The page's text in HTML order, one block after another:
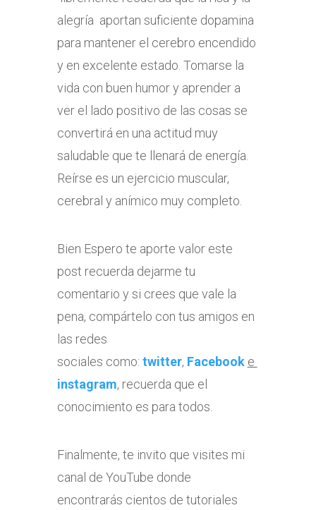
alegría aportan suficiente dopamina
para mantener el cerebro encendido
y en excelente estado. Tomarse la
vida con buen humor y aprender a
ver el lado positivo de las cosas se
convertirá en una actitud muy
saludable que te llenará de energía.
Reírse es un ejercicio muscular,
cerebral y anímico muy completo.
Bien Espero te aporte valor este
post recuerda dejarme tu
comentario y si crees que vale la
pena, compártelo con tus amigos en
las redes
sociales como: twitter, Facebook e
instagram, recuerda que el
conocimiento es para todos.
Finalmente, te invito que visites mi
canal de YouTube donde
encontrarás cientos de tutoriales